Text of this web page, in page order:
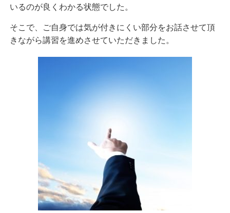
いるのが良くわかる状態でした。
そこで、ご自身では気が付きにくい部分をお話させて頂
きながら講習を進めさせていただきました。